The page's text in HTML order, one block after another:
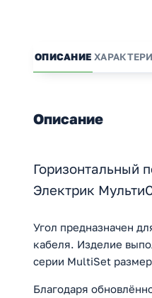
ОПИСАНИЕ
Описание
Горизонтальный
Электрик
Угол предназначен
кабеля. Изделие
серии MultiSet
Благодаря